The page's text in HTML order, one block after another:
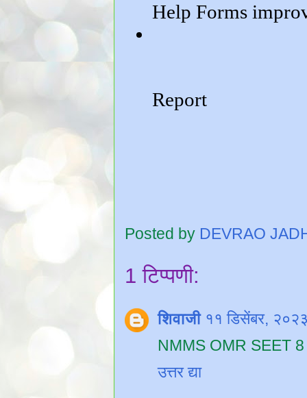
Posted by DEVRAO
1 टिप्पणी:
शिवाजी ११ डिसेंबर,
NMMS OMR SEET 8
उत्तर द्या